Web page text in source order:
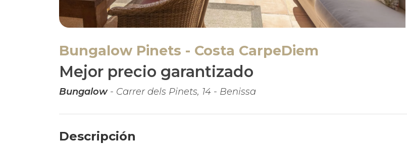
Bungalow Pinets - Costa CarpeDiem
Mejor precio garantizado
Bungalow- Carrer dels Pinets, 14 - Benissa
Descripción